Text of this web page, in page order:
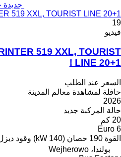
جديدة
519 XXL, TOURIST LINE 20+1 !
19
فيديو
519 XXL, TOURIST
LINE 20+1 !
السعر عند الطلب
حافلة لمشاهدة معالم المدينة
2026
حالة المركبة جديد
20 كم
Euro 6
القوة 190 حصان (140 kW) وقود
بولندا، Wejherowo